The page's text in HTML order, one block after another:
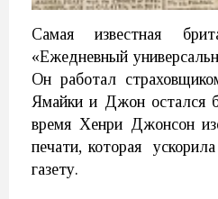
Самая известная
«Ежедневный
Он работал
Ямайки и Джон остался
время Хенри Джонсон
печати, которая
газету.